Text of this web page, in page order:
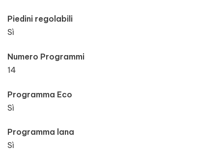
Piedini regolabili
Sì
Numero Programmi
14
Programma Eco
Sì
Programma lana
Sì